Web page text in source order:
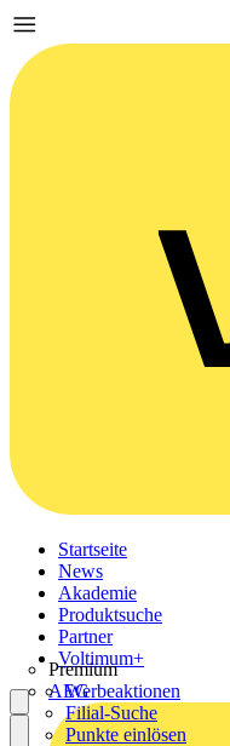
Startseite
News
Akademie
Produktsuche
Partner
Premium
AEG
Voltimum+
Werbeaktionen
Filial-Suche
Punkte einlösen